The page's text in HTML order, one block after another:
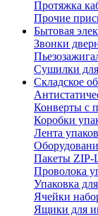
Протяжка
Прочие
Бытовая
Звонки
Сушилки
Складское
Конверты с
Коробки
Лента
Пакеты ZIP-
Проволока
Упаковка
Ячейки
Ящики для